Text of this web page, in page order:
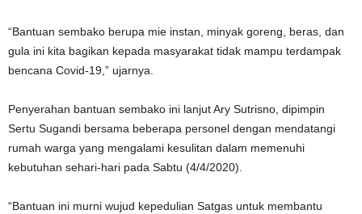
“Bantuan sembako berupa mie instan, minyak goreng, beras, dan
gula ini kita bagikan kepada masyarakat tidak mampu terdampak
bencana Covid-19,” ujarnya.
Penyerahan bantuan sembako ini lanjut Ary Sutrisno, dipimpin
Sertu Sugandi bersama beberapa personel dengan mendatangi
rumah warga yang mengalami kesulitan dalam memenuhi
kebutuhan sehari-hari pada Sabtu (4/4/2020).
“Bantuan ini murni wujud kepedulian Satgas untuk membantu